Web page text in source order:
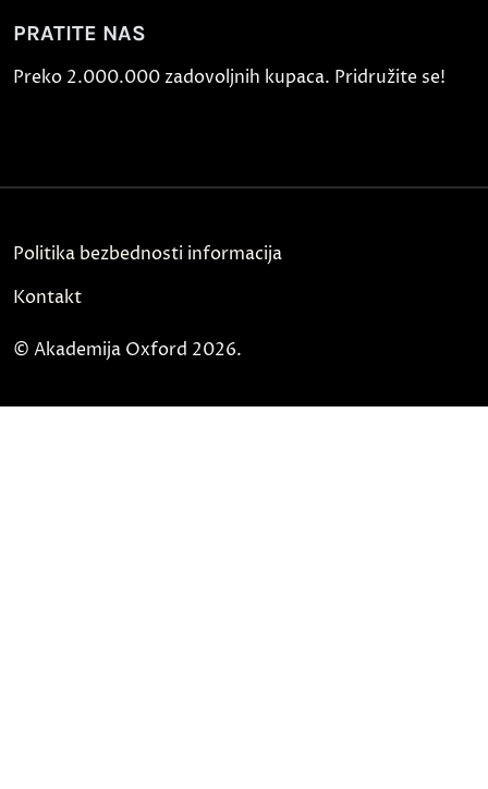
PRATITE NAS
Preko 2.000.000 zadovoljnih kupaca. Pridružite se!
Politika bezbednosti informacija
Kontakt
© Akademija Oxford 2026.